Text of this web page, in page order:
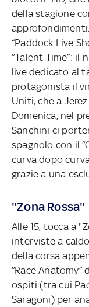
della stagione
“Paddock Live
“Talent Time”: il
live dedicato al
protagonista il
Uniti, che a
Domenica, nel
Sanchini ci
spagnolo con il
curva dopo
grazie a una
"Zona Rossa"
Alle 15, tocca a
interviste a
della corsa
“Race Anatomy”
ospiti (tra cui
Saragoni) per